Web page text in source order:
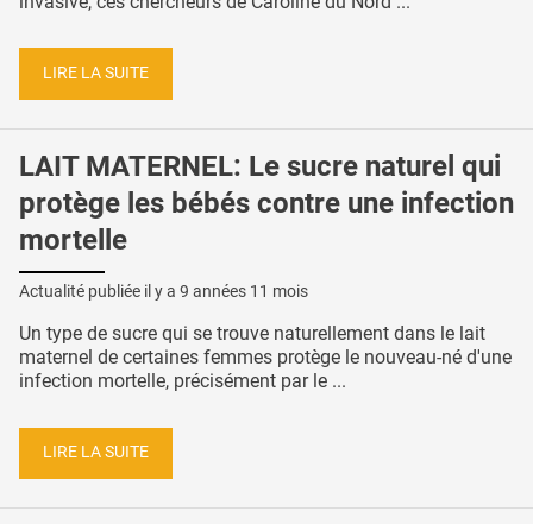
LIRE LA SUITE
LAIT MATERNEL: Le sucre naturel qui
protège les bébés contre une infection
mortelle
Actualité publiée il y a 9 années 11 mois
Un type de sucre qui se trouve naturellement dans le lait
maternel de certaines femmes protège le nouveau-né d'une
infection mortelle, précisément par le ...
LIRE LA SUITE